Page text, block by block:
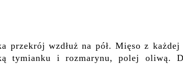
przekrój wzdłuż na pół. Mięso z
tymianku i rozmarynu, polej oliwą.